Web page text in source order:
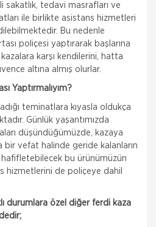
sakatlık, tedavi masrafları ve
ile birlikte asistans hizmetleri
Bu nedenle
poliçesi yaptırarak başlarına
karşı kendilerini, hatta
altına almış olurlar.
Yaptırmalıyım?
teminatlara kıyasla oldukça
Günlük yaşantımızda
düşündüğümüzde, kazaya
bir vefat halinde geride kalanların
hafifletebilecek bu ürünümüzün
hizmetlerini de poliçeye dahil
durumlara özel diğer ferdi kaza